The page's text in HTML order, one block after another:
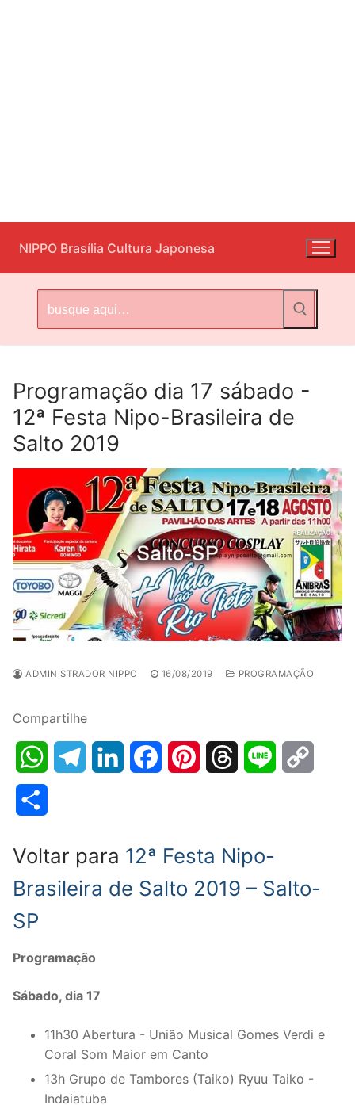
para
o
conteúdo
NIPPO Brasília Cultura Japonesa
por:
Programação dia 17 sábado -
12ª Festa Nipo-Brasileira de
Salto 2019
ADMINISTRADOR NIPPO 16/08/2019 PROGRAMAÇÃO
Compartilhe
WhatsAppTelegramLinkedInFacebookPinterestThreads Line
Voltar para 12ª Festa Nipo-
Brasileira de Salto 2019 – Salto-
SP
Programação
Sábado, dia 17
11h30 Abertura - União Musical Gomes Verdi e
Coral Som Maior em Canto
13h Grupo de Tambores (Taiko) Ryuu Taiko -
Indaiatuba